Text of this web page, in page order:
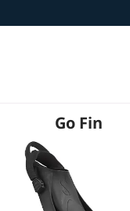
Go Fin